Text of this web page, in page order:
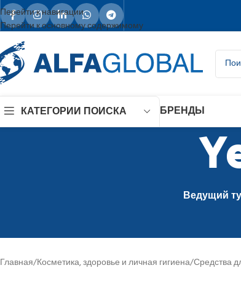
Перейти к навигации
Перейти к основному содержимому
КАТЕГОРИИ ПОИСКА БРЕНДЫ
Ведущий
Главная/Косметика, здоровье и личная гигиена/Средства